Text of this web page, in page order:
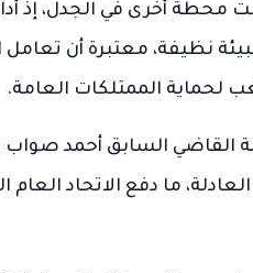
محطة أخرى في الجدل، إذ
نظيفة، معتبرة أن
لحماية الممتلكات العامة.
القاضي السابق أحمد
ما دفع الاتحاد العام